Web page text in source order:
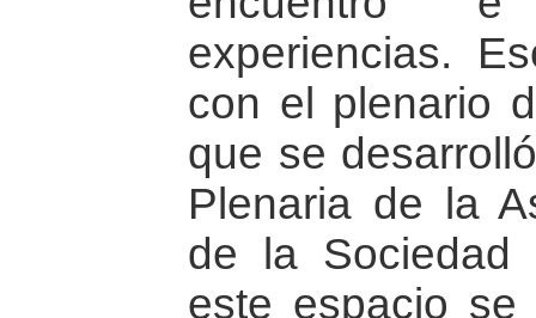
experiencias.
con el plenario
que se
Plenaria de la
de la
este espacio se